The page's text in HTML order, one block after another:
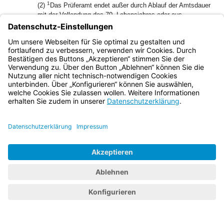
(2) 1 Das Prüferamt endet außer durch Ablauf der Amtsdauer
mit der Vollendung des 70. Lebensjahres oder aus
wichtigem Grund. Für die Beendigung der Mitgliedschaft im
Prüfungsausschuss sowie der Eigenschaft als örtliche
Prüfungsleiterin oder Prüfungsleiter sowie als Stellvertreter
findet § 6 Abs. 4 Satz 1 APO entsprechende Anwendung.
Bayern.de
BayernPortal
Impressum